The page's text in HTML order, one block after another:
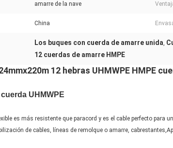
amarre de la nave
China
Los buques con cuerda de amarre unida,
12 cuerdas de amarre HMPE
12 hebras UHMWPE HMPE
UHMWPE
es más resistente que paracord y es el cable perfecto
de cables, líneas de remolque o amarre,